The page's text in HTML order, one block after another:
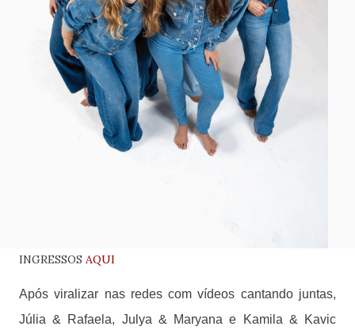
INGRESSOS AQUI
Após viralizar nas redes com vídeos cantando juntas,
Júlia & Rafaela, Julya & Maryana e Kamila & Kavic